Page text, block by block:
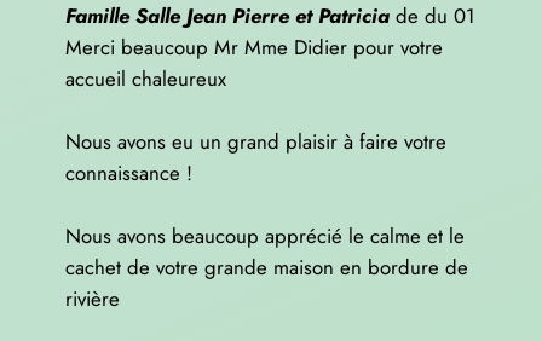
Famille Salle Jean Pierre et Patricia de du 01
Merci beaucoup Mr Mme Didier pour votre
accueil chaleureux
Nous avons eu un grand plaisir à faire votre
connaissance !
Nous avons beaucoup apprécié le calme et le
cachet de votre grande maison en bordure de
rivière